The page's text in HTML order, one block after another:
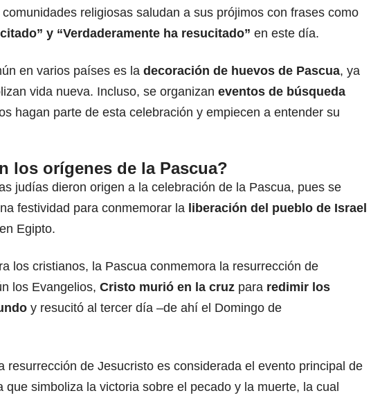
religiosas saludan a sus prójimos con frases como
y “Verdaderamente ha resucitado” en este día.
en varios países es la decoración de huevos de Pascua, ya
vida nueva. Incluso, se organizan eventos de búsqueda
hagan parte de esta celebración y empiecen a entender su
los orígenes de la Pascua?
judías dieron origen a la celebración de la Pascua, pues se
festividad para conmemorar la liberación del pueblo de Israel
Egipto.
los cristianos, la Pascua conmemora la resurrección de
los Evangelios, Cristo murió en la cruz para redimir los
y resucitó al tercer día –de ahí el Domingo de
resurrección de Jesucristo es considerada el evento principal de
que simboliza la victoria sobre el pecado y la muerte, la cual